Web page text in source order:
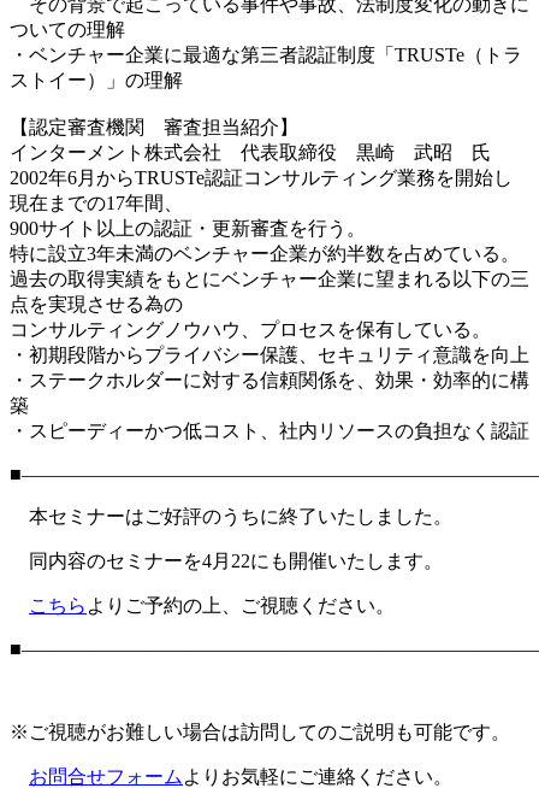
ついての理解
・ベンチャー企業に最適な第三者認証制度「TRUSTe（トラ
ストイー）」の理解
【認定審査機関 審査担当紹介 】
インターメント株式会社 代表取締役 黒崎 武昭 氏
2002年6月からTRUSTe認証コンサルティング業務を開始し
現在までの17年間、
900サイト以上の認証・更新審査を行う。
特に設立3年未満のベンチャー企業が約半数を占めている。
過去の取得実績をもとにベンチャー企業に望まれる以下の三
点を実現させる為の
コンサルティングノウハウ、プロセスを保有している。
・初期段階からプライバシー保護、セキュリティ意識を向上
・ステークホルダーに対する信頼関係を、効果・効率的に構
築
・スピーディーかつ低コスト、社内リソースの負担なく認証
本セミナーはご好評のうちに終了いたしました。
同内容のセミナーを4月22にも開催いたします。
こちら よりご予約の上、ご視聴ください。
※ご視聴がお難しい場合は訪問してのご説明も可能です。
お問合せフォーム よりお気軽にご連絡ください。